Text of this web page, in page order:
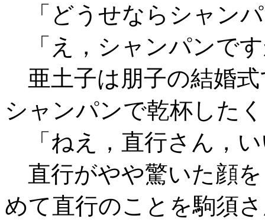
「どうせならシャン
「え，シャンパンで
亜土子は朋子の結婚
シャンパンで乾杯した
「ねえ，直行さん，
直行がやや驚いた顔
めて直行のことを駒須